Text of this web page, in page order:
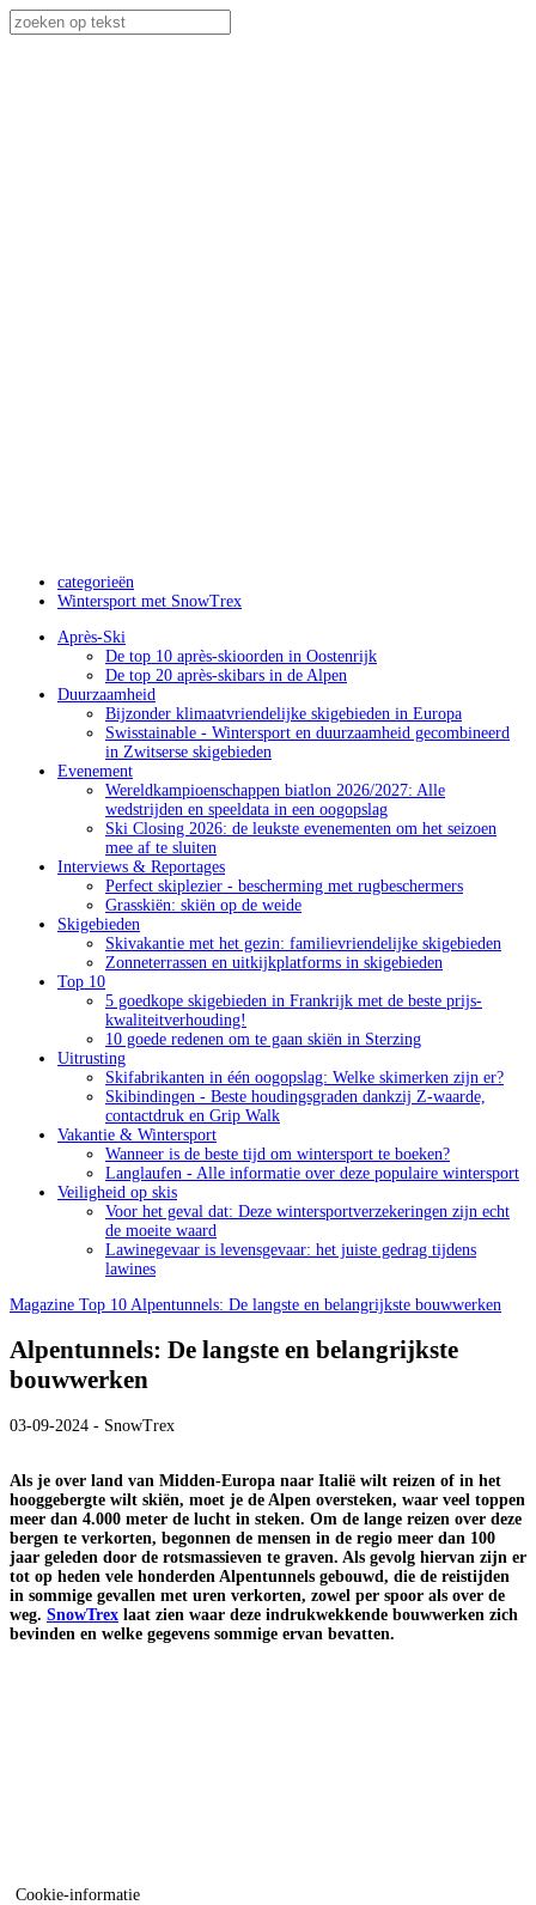
Cookie-informatie
categorieën
Wintersport met SnowTrex
Après-Ski
De top 10 après-skioorden in Oostenrijk
De top 20 après-skibars in de Alpen
Duurzaamheid
Bijzonder klimaatvriendelijke skigebieden in Europa
Swisstainable - Wintersport en duurzaamheid gecombineerd
in Zwitserse skigebieden
Evenement
Wereldkampioenschappen biatlon 2026/2027: Alle
wedstrijden en speeldata in een oogopslag
Ski Closing 2026: de leukste evenementen om het seizoen
mee af te sluiten
Interviews & Reportages
Perfect skiplezier - bescherming met rugbeschermers
Grasskiën: skiën op de weide
Skigebieden
Skivakantie met het gezin: familievriendelijke skigebieden
Zonneterrassen en uitkijkplatforms in skigebieden
Top 10
5 goedkope skigebieden in Frankrijk met de beste prijs-
kwaliteitverhouding!
10 goede redenen om te gaan skiën in Sterzing
Uitrusting
Skifabrikanten in één oogopslag: Welke skimerken zijn er?
Skibindingen - Beste houdingsgraden dankzij Z-waarde,
contactdruk en Grip Walk
Vakantie & Wintersport
Wanneer is de beste tijd om wintersport te boeken?
Langlaufen - Alle informatie over deze populaire wintersport
Veiligheid op skis
Voor het geval dat: Deze wintersportverzekeringen zijn echt
de moeite waard
Lawinegevaar is levensgevaar: het juiste gedrag tijdens
lawines
Magazine Top 10 Alpentunnels: De langste en belangrijkste bouwwerken
Alpentunnels: De langste en belangrijkste
bouwwerken
03-09-2024 - SnowTrex
Als je over land van Midden-Europa naar Italië wilt reizen of in het
hooggebergte wilt skiën, moet je de Alpen oversteken, waar veel toppen
meer dan 4.000 meter de lucht in steken. Om de lange reizen over deze
bergen te verkorten, begonnen de mensen in de regio meer dan 100
jaar geleden door de rotsmassieven te graven. Als gevolg hiervan zijn er
tot op heden vele honderden Alpentunnels gebouwd, die de reistijden
in sommige gevallen met uren verkorten, zowel per spoor als over de
weg. SnowTrex laat zien waar deze indrukwekkende bouwwerken zich
bevinden en welke gegevens sommige ervan bevatten.